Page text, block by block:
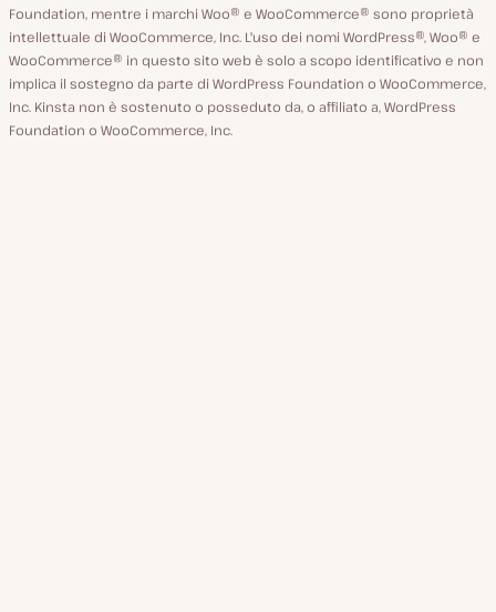
Foundation, mentre i marchi Woo® e WooCommerce® sono proprietà
intellettuale di WooCommerce, Inc. L'uso dei nomi WordPress®, Woo® e
WooCommerce® in questo sito web è solo a scopo identificativo e non
implica il sostegno da parte di WordPress Foundation o WooCommerce,
Inc. Kinsta non è sostenuto o posseduto da, o affiliato a, WordPress
Foundation o WooCommerce, Inc.